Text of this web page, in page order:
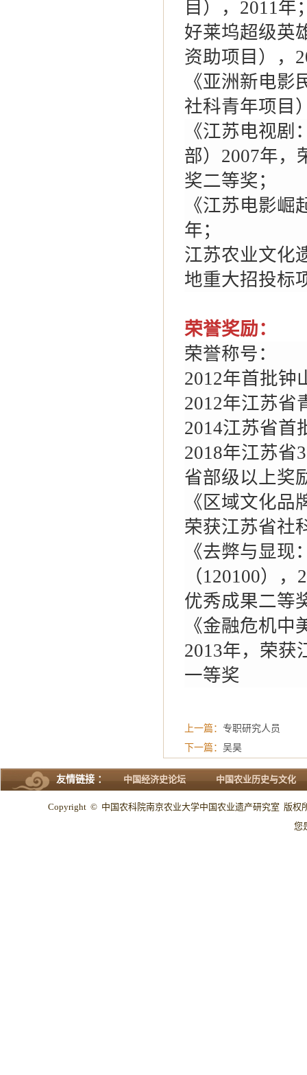
目），2011年
好莱坞超级英
资助项目），
《亚洲新电
社科青年项目
《江苏电视
部）2007年，
奖二等奖；
《江苏电影
年；
江苏农业文化
地重大招投标
荣誉奖励：
荣誉称号：
2012年首批钟
2012年江苏省
2014江苏省首
2018年江苏省
省部级以上奖
《区域文化
荣获江苏省社
《去弊与显
（120100）
优秀成果二等
《金融危机
2013年，荣获
一等奖
上一篇： 专职研究人员
下一篇： 吴昊
友情链接 ： 中国经济史论坛 中国农业历史与文化
Copyright © 中国农科院南京农业大学中国农业遗产研究室 版权
您